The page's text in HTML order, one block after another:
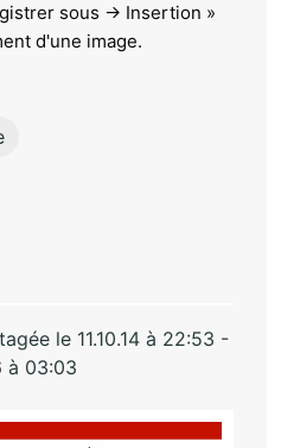
sous -> Insertion »
d'une image.
le 11.10.14 à 22:53 -
à 03:03